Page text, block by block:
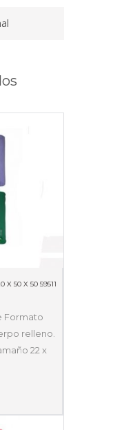
X 50 X 50 59511
Formato
relleno.
22 x